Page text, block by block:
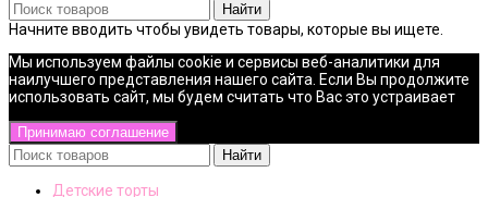
Найти
Начните вводить чтобы увидеть товары, которые вы ищете.
Мы используем файлы cookie и сервисы веб-аналитики для
наилучшего представления нашего сайта. Если Вы продолжите
использовать сайт, мы будем считать что Вас это устраивает
Принимаю соглашение
Найти
Детские торты